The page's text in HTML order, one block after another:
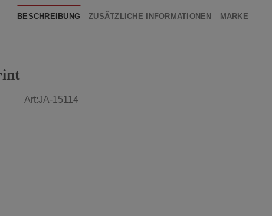
BESCHREIBUNG ZUSÄTZLICHE INFORMATIONEN MARKE
Art:JA-15114